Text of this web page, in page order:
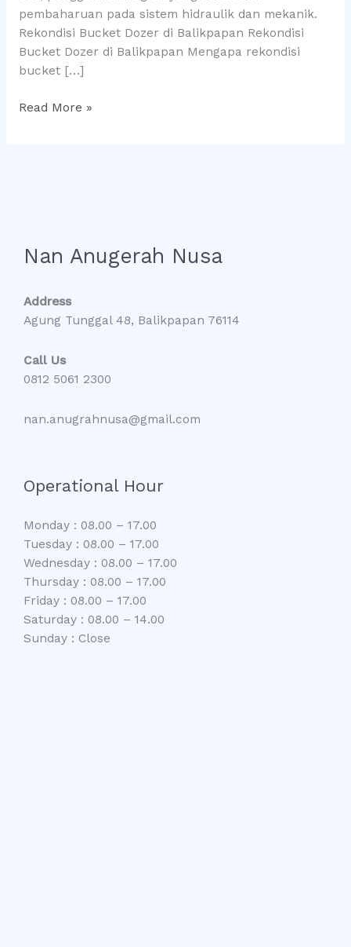
pembaharuan pada sistem hidraulik dan mekanik.
Rekondisi Bucket Dozer di Balikpapan Rekondisi
Bucket Dozer di Balikpapan Mengapa rekondisi
bucket […]
Read More »
Nan Anugerah Nusa
Address
Agung Tunggal 48, Balikpapan 76114
Call Us
0812 5061 2300
nan.anugrahnusa@gmail.com
Operational Hour
Monday : 08.00 – 17.00
Tuesday : 08.00 – 17.00
Wednesday : 08.00 – 17.00
Thursday : 08.00 – 17.00
Friday : 08.00 – 17.00
Saturday : 08.00 – 14.00
Sunday : Close